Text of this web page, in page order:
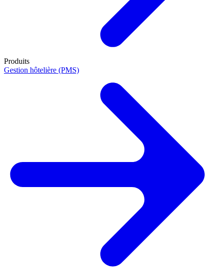
Produits
Gestion hôtelière (PMS)